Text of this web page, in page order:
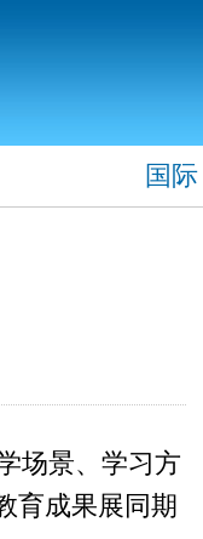
国际
场景、学习方
育成果展同期